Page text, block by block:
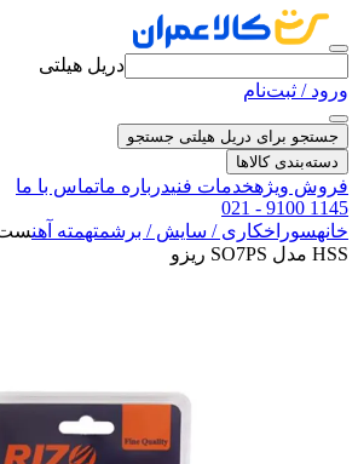
دریل هیلتی
ورود / ثبت‌نام
جستجو برای دریل هیلتی جستجو
دسته‌بندی کالاها
فروش ویژهخدمات فنیدرباره ماتماس با ما
021 - 9100 1145
خانهسوراخکاری / سایش / برشمتهمته آهن
HSS مدل SO7PS ریزو